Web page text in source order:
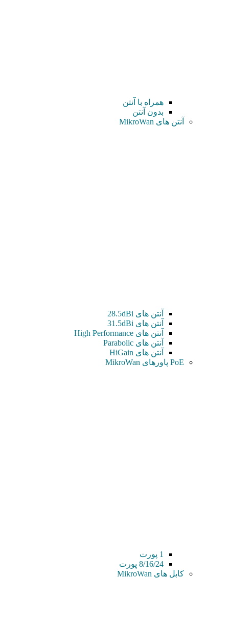
همراه با آنتن
بدون آنتن
آنتن های MikroWan
آنتن های 28.5dBi
آنتن های 31.5dBi
آنتن های High Performance
آنتن های Parabolic
آنتن های HiGain
PoE پاورهای MikroWan
1 پورت
8/16/24 پورت
کابل های MikroWan